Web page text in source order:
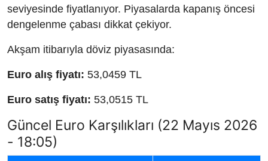
seviyesinde fiyatlanıyor. Piyasalarda kapanış öncesi
dengelenme çabası dikkat çekiyor.
Akşam itibarıyla döviz piyasasında:
Euro alış fiyatı: 53,0459 TL
Euro satış fiyatı: 53,0515 TL
Güncel Euro Karşılıkları (22 Mayıs 2026
- 18:05)